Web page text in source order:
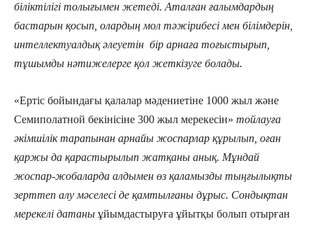
біліктілігі толығымен жетеді. Аталған ғалымдардың
бастарын қосып, олардың мол тәжірибесі мен білімдерін,
интеллектуалдық әлеуетін бір арнаға тоғыстырып,
тұшымды нәтижелерге қол жеткізуге болады.
«Ертіс бойындағы қалалар мәдениетіне 1000 жыл және
Семиполатной бекінісіне 300 жыл мерекесін» тойлауға
әкімшілік тарапынан арнайы жоспарлар құрылып, оған
қаржы да қарастырылып жатқаны анық. Мұндай
жоспар-жобаларда алдымен өз қаламызды тыңғылықты
зерттеп алу мәселесі де қамтылғаны дұрыс. Сондықтан
мерекелі датаны ұйымдастыруға ұйытқы болып отырған